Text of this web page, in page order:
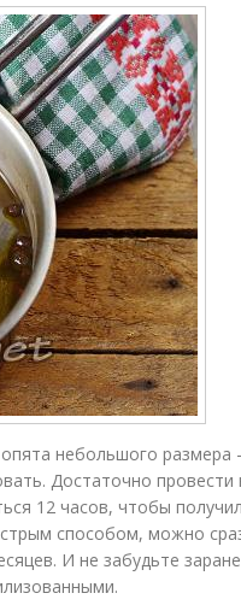
небольшого
Достаточно провести
12 часов, чтобы
способом, можно
И не забудьте